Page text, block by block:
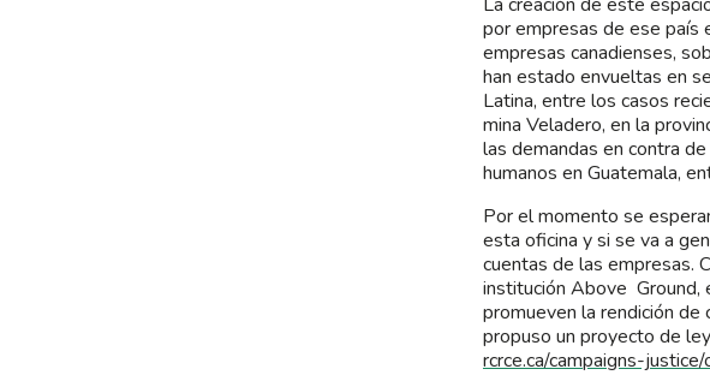
por empresas de ese país
empresas canadienses,
han estado envueltas en
Latina, entre los casos
mina Veladero, en la
las demandas en contra
humanos en Guatemala,
Por el momento se
esta oficina y si se va a
cuentas de las empresas.
institución Above Ground,
promueven la rendición
propuso un proyecto de
rcrce.ca/campaigns-